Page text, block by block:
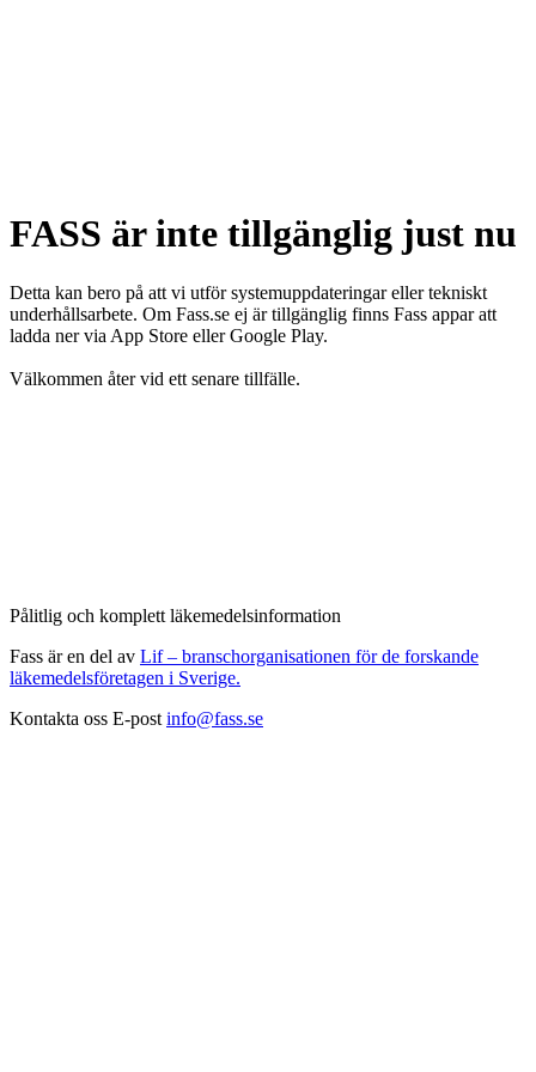
FASS är inte tillgänglig just nu
Detta kan bero på att vi utför systemuppdateringar eller tekniskt
underhållsarbete. Om Fass.se ej är tillgänglig finns Fass appar att
ladda ner via App Store eller Google Play.
Välkommen åter vid ett senare tillfälle.
Pålitlig och komplett läkemedelsinformation
Fass är en del av Lif – branschorganisationen för de forskande
läkemedelsföretagen i Sverige.
Kontakta oss E-post info@fass.se